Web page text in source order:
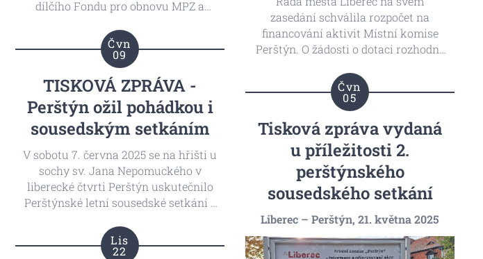
dílčího Fondu pro obnovu MPZ a
lhůtou pro podávání žádostí
od 1. 5. 2026 8:00 do 31. 7. 2026 12:00.
Termín realizace aktivit je od 1. 3.
2026 do 30. 9. 2027.
zasedání schválila rozpočet na
financování aktivit Místní komise
Perštýn. O žádosti o dotaci rozhodne
zasedání 2026.
Čvn
09
TISKOVÁ ZPRÁVA -
Perštýn ožil pohádkou i
sousedským setkáním
V sobotu 7. června 2025 se na hřišti u
sochy sv. Jana Nepomuckého v
liberecké čtvrti Perštýn uskutečnilo
Perštýnské letní sousedské setkání s
pestrý program pro děti i dospělé.
Čvn
05
Tisková zpráva vydaná
u příležitosti 2.
perštýnského
sousedského setkání
Liberec – Perštýn, 21. května 2025
Lis
22